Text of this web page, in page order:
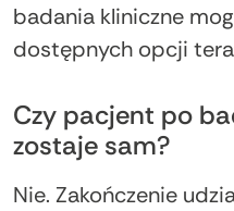
badania kliniczne
dostępnych opcji
Czy pacjent po
zostaje sam?
Nie. Zakończenie